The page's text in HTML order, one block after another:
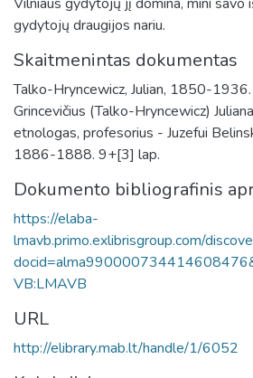
gydytojų draugijos nariu.
Skaitmenintas dokumentas
Talko-Hryncewicz, Julian, 1850-
Grincevičius (Talko-Hryncewicz)
etnologas, profesorius - Juzefui
1886-1888. 9+[3] lap.
Dokumento bibliografinis
https://elaba-
lmavb.primo.exlibrisgroup.com/
VB:LMAVB
URL
http://elibrary.mab.lt/handle/1/6052